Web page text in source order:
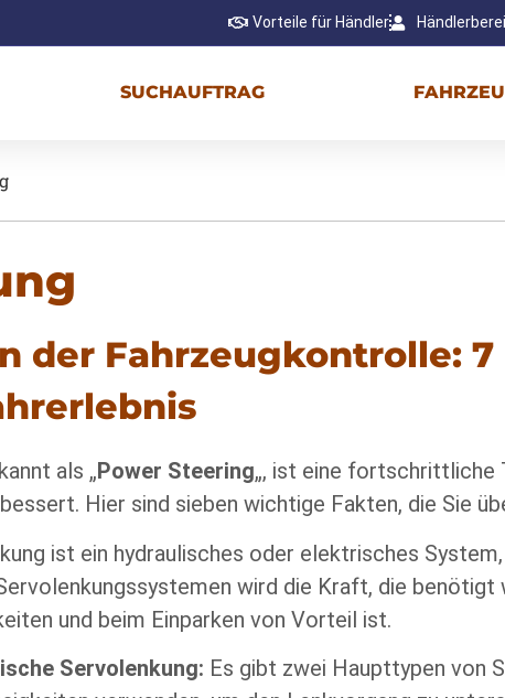
Vorteile für Händler
SUCHAUFTRAG
der Fahrzeugkontrolle:
als „Power Steering„, ist eine fortschrittliche
Hier sind sieben wichtige Fakten, die Sie
ist ein hydraulisches oder elektrisches
wird die Kraft, die
und beim Einparken von Vorteil ist.
Servolenkung: Es gibt zwei Haupttypen von